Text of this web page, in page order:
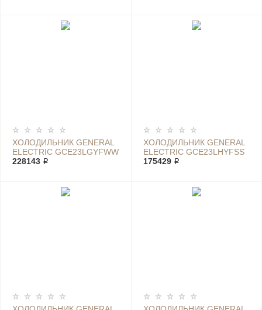
ХОЛОДИЛЬНИК GENERAL
ELECTRIC GCE23LGYFWW
228143 ₽
ХОЛОДИЛЬНИК GENERAL
ELECTRIC GCE23LHYFSS
175429 ₽